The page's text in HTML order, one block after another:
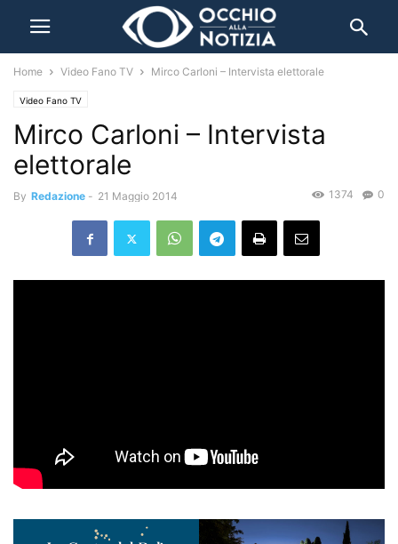
Home Video Fano TV Mirco Carloni – Intervista elettorale
Video Fano TV
Mirco Carloni – Intervista
elettorale
By Redazione - 21 Maggio 2014 0
1374